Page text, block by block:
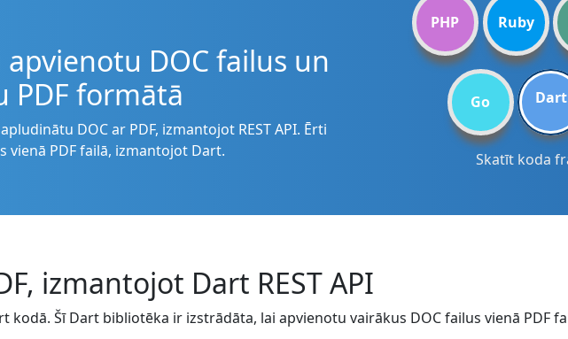
DOC failus un
PDF formātā
DOC ar PDF, izmantojot REST API. Ērti
vienā PDF failā, izmantojot Dart.
PHP Ruby
Go Dart
Skatīt koda
izmantojot Dart REST API
kodā. Šī Dart bibliotēka ir izstrādāta, lai apvienotu vairākus DOC failus vienā PDF